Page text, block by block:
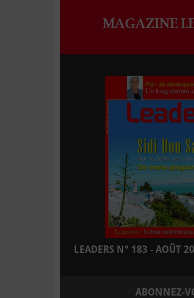
MAGAZINE
LEADERS N° 183 - AOÛT
ABONNEZ-